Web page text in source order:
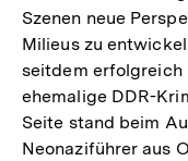
Szenen neue
Milieus zu
seitdem erfolgreich
ehemalige DDR-
Seite stand beim
Neonaziführer aus